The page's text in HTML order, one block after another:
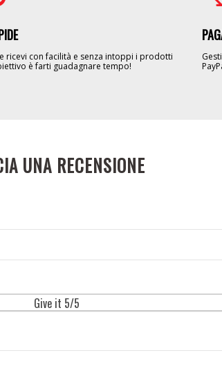
ricevi con facilità e senza intoppi i prodotti
è farti guadagnare tempo!
UNA RECENSIONE
Give it 5/5